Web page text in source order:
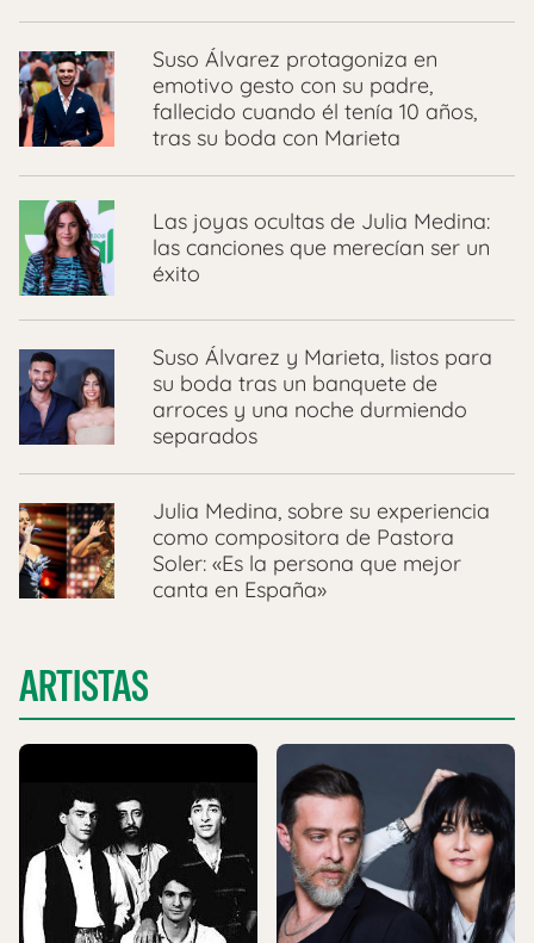
Suso Álvarez protagoniza en
emotivo gesto con su padre,
fallecido cuando él tenía 10 años,
tras su boda con Marieta
Las joyas ocultas de Julia Medina:
las canciones que merecían ser un
éxito
Suso Álvarez y Marieta, listos para
su boda tras un banquete de
arroces y una noche durmiendo
separados
Julia Medina, sobre su experiencia
como compositora de Pastora
Soler: «Es la persona que mejor
canta en España»
ARTISTAS